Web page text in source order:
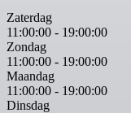
Zaterdag
11:00:00 - 19:00:00
Zondag
11:00:00 - 19:00:00
Maandag
11:00:00 - 19:00:00
Dinsdag